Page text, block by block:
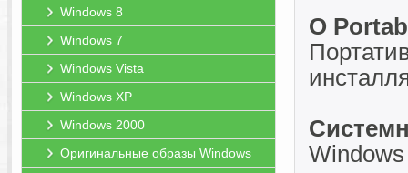
Windows 8
Windows 7
Windows Vista
Windows XP
Windows 2000
Оригинальные образы Windows
O